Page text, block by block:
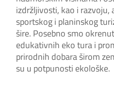
izdržljivosti, kao i razvoju,
sportskog i planinskog
šire. Posebno smo
edukativnih eko tura i
prirodnih dobara širom
su u potpunosti ekološke.